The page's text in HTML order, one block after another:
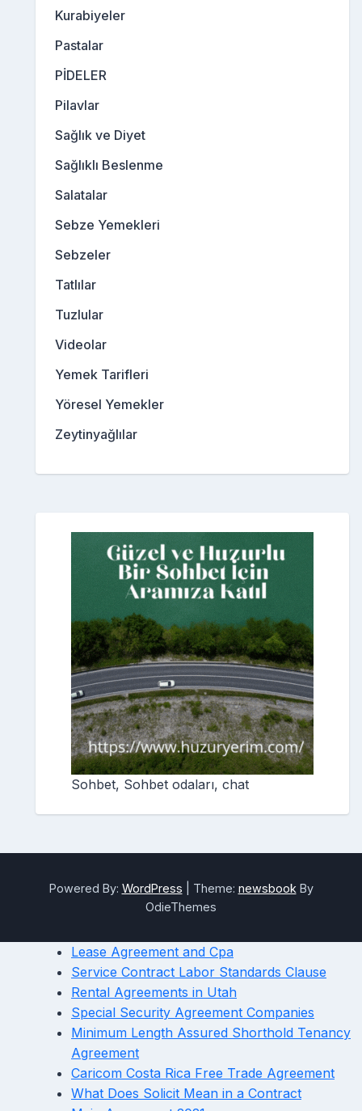
Kurabiyeler
Pastalar
PİDELER
Pilavlar
Sağlık ve Diyet
Sağlıklı Beslenme
Salatalar
Sebze Yemekleri
Sebzeler
Tatlılar
Tuzlular
Videolar
Yemek Tarifleri
Yöresel Yemekler
Zeytinyağlılar
Sohbet, Sohbet odaları, chat
Powered By: WordPress Theme: newsbook By
OdieThemes
Lease Agreement and Cpa
Service Contract Labor Standards Clause
Rental Agreements in Utah
Special Security Agreement Companies
Minimum Length Assured Shorthold Tenancy
Agreement
Caricom Costa Rica Free Trade Agreement
What Does Solicit Mean in a Contract